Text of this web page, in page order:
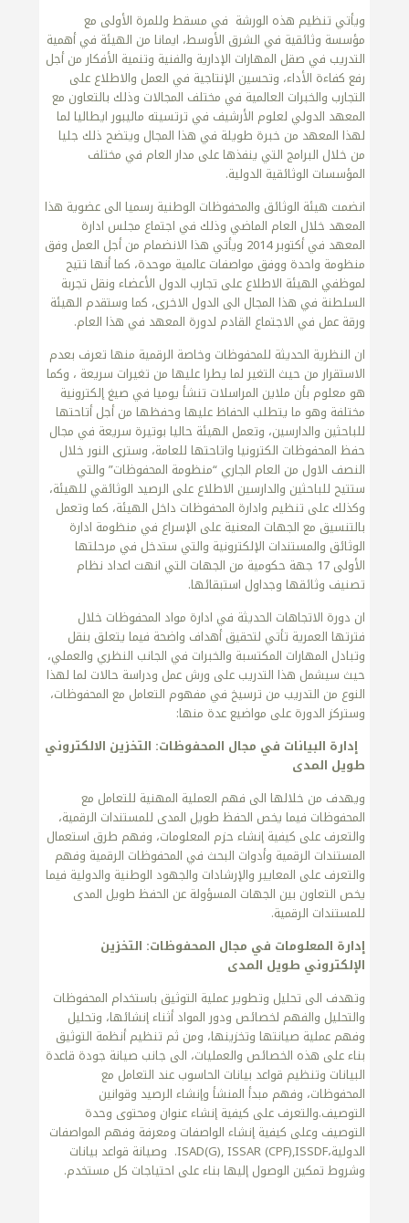
ويأتي تنظيم هذه الورشة في مسقط وللمرة الأولى مع
مؤسسة وثائقية في الشرق الأوسط، ايمانا من الهيئة في أهمية
التدريب في صقل المهارات الإدارية والفنية وتنمية الأفكار من أجل
رفع كفاءة الأداء، وتحسين الإنتاجية في العمل والاطلاع على
التجارب والخبرات العالمية في مختلف المجالات وذلك بالتعاون مع
المعهد الدولي لعلوم الأرشيف في ترتسيته ماليبور ايطاليا لما
لهذا المعهد من خبرة طويلة في هذا المجال ويتضح ذلك جليا
من خلال البرامج التي ينفذها على مدار العام في مختلف
المؤسسات الوثائقية الدولية.
انضمت هيئة الوثائق والمحفوظات الوطنية رسميا الى عضوية هذا
المعهد خلال العام الماضي وذلك في اجتماع مجلس ادارة
المعهد في أكتوبر 2014 ويأتي هذا الانضمام من أجل العمل وفق
منظومة واحدة ووفق مواصفات عالمية موحدة، كما أنها تتيح
لموظفي الهيئة الاطلاع على تجارب الدول الأعضاء ونقل تجربة
السلطنة في هذا المجال الى الدول الاخرى، كما وستقدم الهيئة
ورقة عمل في الاجتماع القادم لدورة المعهد في هذا العام.
ان النظرية الحديثة للمحفوظات وخاصة الرقمية منها تعرف بعدم
الاستقرار من حيث التغير لما يطرا عليها من تغيرات سريعة ، وكما
هو معلوم بأن ملاين المراسلات تنشأ يوميا في صيغ إلكترونية
مختلفة وهو ما يتطلب الحفاظ عليها وحفظها من أجل أتاحتها
للباحثين والدارسين، وتعمل الهيئة حاليا بوتيرة سريعة في مجال
حفظ المحفوظات الكترونيا واتاحتها للعامة، وسترى النور خلال
النصف الاول من العام الجاري “منظومة المحفوظات” والتي
ستتيح للباحثين والدارسين الاطلاع على الرصيد الوثائقي للهيئة،
وكذلك على تنظيم وادارة المحفوظات داخل الهيئة، كما وتعمل
بالتنسيق مع الجهات المعنية على الإسراع في منظومة ادارة
الوثائق والمستندات الإلكترونية والتي ستدخل في مرحلتها
الأولى 17 جهة حكومية من الجهات التي انهت اعداد نظام
تصنيف وثائقها وجداول استبقائها.
ان دورة الاتجاهات الحديثة في ادارة مواد المحفوظات خلال
فترتها العمرية تأتي لتحقيق أهداف واضحة فيما يتعلق بنقل
وتبادل المهارات المكتسبة والخبرات في الجانب النظري والعملي،
حيث سيشمل هذا التدريب على ورش عمل ودراسة حالات لما لهذا
النوع من التدريب من ترسيخ في مفهوم التعامل مع المحفوظات،
وستركز الدورة على مواضيع عدة منها:
إدارة البيانات في مجال المحفوظات: التخزين الالكتروني
طويل المدى
ويهدف من خلالها الى فهم العملية المهنية للتعامل مع
المحفوظات فيما يخص الحفظ طويل المدى للمستندات الرقمية،
والتعرف على كيفية إنشاء حزم المعلومات، وفهم طرق استعمال
المستندات الرقمية وأدوات البحث في المحفوظات الرقمية وفهم
والتعرف على المعايير والإرشادات والجهود الوطنية والدولية فيما
يخص التعاون بين الجهات المسؤولة عن الحفظ طويل المدى
للمستندات الرقمية.
إدارة المعلومات في مجال المحفوظات: التخزين
الإلكتروني طويل المدى
وتهدف الى تحليل وتطوير عملية التوثيق باستخدام المحفوظات
والتحليل والفهم لخصائص ودور المواد أثناء إنشائها، وتحليل
وفهم عملية صيانتها وتخزينها، ومن ثم تنظيم أنظمة التوثيق
بناء على هذه الخصائص والعمليات، الى جانب صيانة جودة قاعدة
البيانات وتنظيم قواعد بيانات الحاسوب عند التعامل مع
المحفوظات، وفهم مبدأ المنشأ وإنشاء الرصيد وقوانين
التوصيف.والتعرف على كيفية إنشاء عنوان ومحتوى وحدة
التوصيف وعلى كيفية إنشاء الواصفات ومعرفة وفهم المواصفات
الدولية،ISAD(G), ISSAR (CPF),ISSDF. وصيانة قواعد بيانات
وشروط تمكين الوصول إليها بناء على احتياجات كل مستخدم.